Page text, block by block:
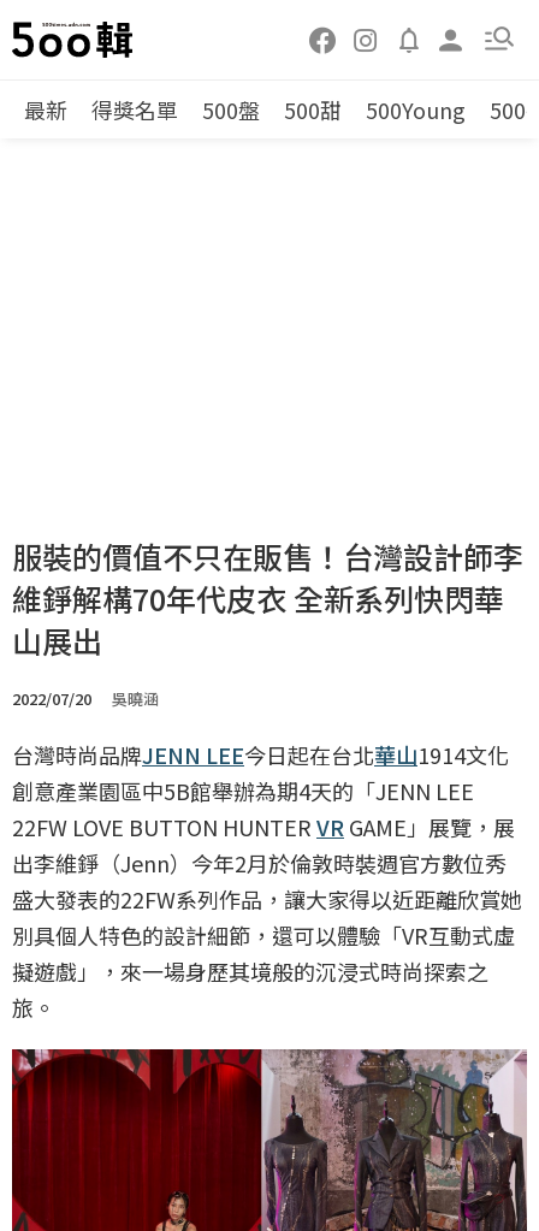
最新 得獎名單 500盤 500甜 500Young 500
服裝的價值不只在販售！台灣設計師李
維錚解構70年代皮衣 全新系列快閃華
山展出
2022/07/20 吳曉涵
台灣時尚品牌JENN LEE今日起在台北華山1914文化
創意產業園區中5B館舉辦為期4天的「JENN LEE
22FW LOVE BUTTON HUNTERVR GAME」展覽，展
出李維錚（Jenn）今年2月於倫敦時裝週官方數位秀
盛大發表的22FW系列作品，讓大家得以近距離欣賞她
別具個人特色的設計細節，還可以體驗「VR互動式虛
擬遊戲」，來一場身歷其境般的沉浸式時尚探索之
旅。